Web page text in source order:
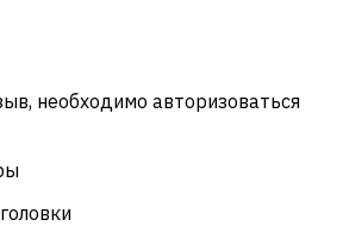
необходимо авторизоваться